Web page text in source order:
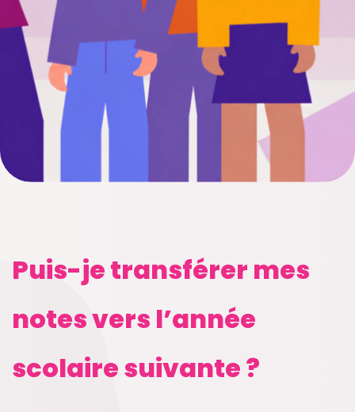
Puis-je transférer mes
notes vers l’année
scolaire suivante ?